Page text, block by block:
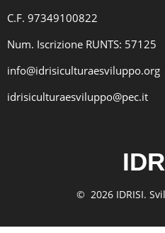
C.F. 97349100822
Num. Iscrizione RUNTS: 57125
info@idrisiculturaesviluppo.org
idrisiculturaesviluppo@pec.it
© 2026 IDRISI.